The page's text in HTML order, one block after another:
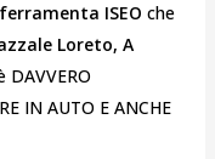
ferramenta ISEO che
Loreto, A
DAVVERO
IN AUTO E ANCHE